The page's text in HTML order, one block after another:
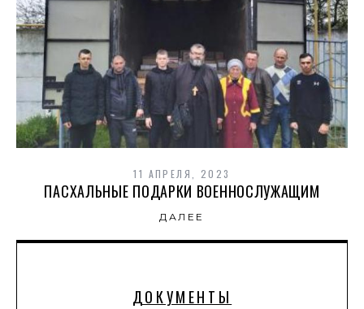
ДОКУМЕНТЫ
11 АПРЕЛЯ, 2023
ПАСХАЛЬНЫЕ ПОДАРКИ ВОЕННОСЛУЖАЩИМ
ДАЛЕЕ